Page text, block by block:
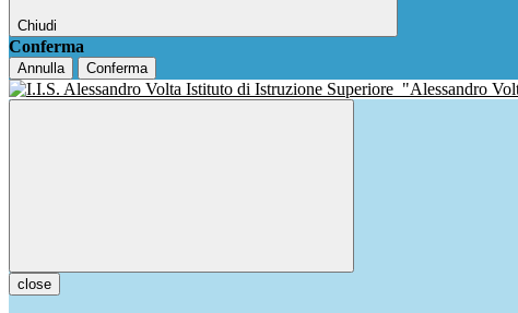
Chiudi
Conferma
Annulla Conferma
Istituto di Istruzione Superiore "Alessandro
close